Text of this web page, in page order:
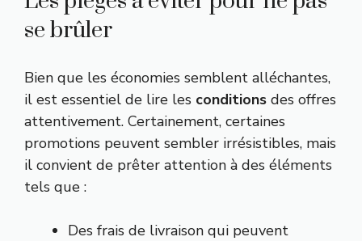
se brûler
Bien que les économies semblent alléchantes,
il est essentiel de lire les conditions des offres
attentivement. Certainement, certaines
promotions peuvent sembler irrésistibles, mais
il convient de prêter attention à des éléments
tels que :
Des frais de livraison qui peuvent